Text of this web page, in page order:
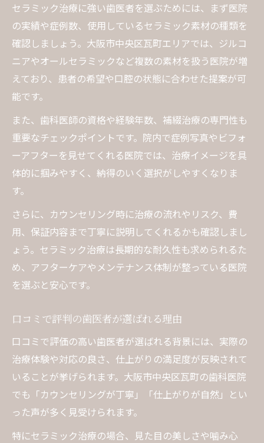
歯医者の選び方で変わるセラミックの仕上
がり
最新セラミック素材が選ばれる理由を解説
セラミック治療後のメンテナンス方法紹介
口コミや体験談でわかる信頼の医院探し方
方法
セラミック治療の体験談から得るポイント
信頼できる歯医者の選び方を徹底解説
女性目線で厳選する歯医者の特徴を紹介
セラミック治療に強い歯医者を選ぶためには、まず医院
の実績や症例数、使用しているセラミック素材の種類を
確認しましょう。大阪市中央区瓦町エリアでは、ジルコ
ニアやオールセラミックなど複数の素材を扱う医院が増
えており、患者の希望や口腔の状態に合わせた提案が可
能です。
また、歯科医師の資格や経験年数、補綴治療の専門性も
重要なチェックポイントです。院内で症例写真やビフォ
ーアフターを見せてくれる医院では、治療イメージを具
体的に掴みやすく、納得のいく選択がしやすくなりま
す。
さらに、カウンセリング時に治療の流れやリスク、費
用、保証内容まで丁寧に説明してくれるかも確認しまし
ょう。セラミック治療は長期的な耐久性も求められるた
め、アフターケアやメンテナンス体制が整っている医院
を選ぶと安心です。
口コミで評判の歯医者が選ばれる理由
口コミで評価の高い歯医者が選ばれる背景には、実際の
治療体験や対応の良さ、仕上がりの満足度が反映されて
いることが挙げられます。大阪市中央区瓦町の歯科医院
でも「カウンセリングが丁寧」「仕上がりが自然」とい
った声が多く見受けられます。
特にセラミック治療の場合、見た目の美しさや噛み心